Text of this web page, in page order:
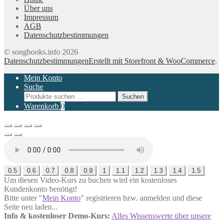
Über uns
Impressum
AGB
Datenschutzbestimmungen
© songbooks.info 2026
DatenschutzbestimmungenErstellt mit Storefront & WooCommerce.
Mein Konto
Suche
Suchen
nach:
Suchen
Warenkorb 0
0.5 0.6 0.7 0.8 0.9 1 1.1 1.2 1.3 1.4 1.5
Um diesen Video-Kurs zu buchen wird ein kostenloses
Kundenkonto benötigt!
Bitte unter "Mein Konto" registrieren bzw. anmelden und diese
Seite neu laden...
Info & kostenloser Demo-Kurs: Alles Wissenswerte über unsere